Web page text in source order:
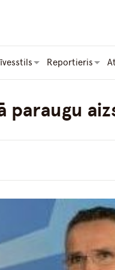
Reportieris
paraugu